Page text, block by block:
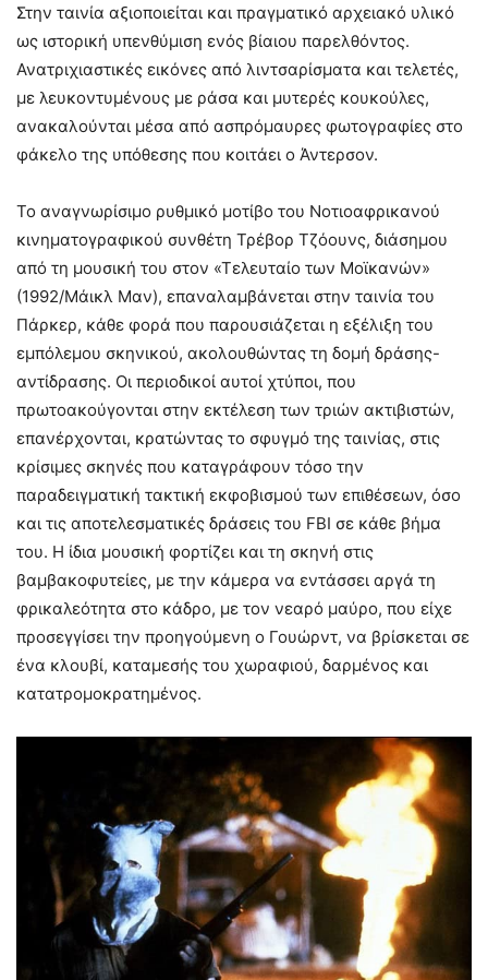
Στην ταινία αξιοποιείται και πραγματικό αρχειακό υλικό
ως ιστορική υπενθύμιση ενός βίαιου παρελθόντος.
Ανατριχιαστικές εικόνες από λιντσαρίσματα και τελετές,
με λευκοντυμένους με ράσα και μυτερές κουκούλες,
ανακαλούνται μέσα από ασπρόμαυρες φωτογραφίες στο
φάκελο της υπόθεσης που κοιτάει ο Άντερσον.
Το αναγνωρίσιμο ρυθμικό μοτίβο του Νοτιοαφρικανού
κινηματογραφικού συνθέτη Τρέβορ Τζόουνς, διάσημου
από τη μουσική του στον «Τελευταίο των Μοϊκανών»
(1992/Μάικλ Μαν), επαναλαμβάνεται στην ταινία του
Πάρκερ, κάθε φορά που παρουσιάζεται η εξέλιξη του
εμπόλεμου σκηνικού, ακολουθώντας τη δομή δράσης-
αντίδρασης. Οι περιοδικοί αυτοί χτύποι, που
πρωτοακούγονται στην εκτέλεση των τριών ακτιβιστών,
επανέρχονται, κρατώντας το σφυγμό της ταινίας, στις
κρίσιμες σκηνές που καταγράφουν τόσο την
παραδειγματική τακτική εκφοβισμού των επιθέσεων, όσο
και τις αποτελεσματικές δράσεις του FBI σε κάθε βήμα
του. Η ίδια μουσική φορτίζει και τη σκηνή στις
βαμβακοφυτείες, με την κάμερα να εντάσσει αργά τη
φρικαλεότητα στο κάδρο, με τον νεαρό μαύρο, που είχε
προσεγγίσει την προηγούμενη ο Γουώρντ, να βρίσκεται σε
ένα κλουβί, καταμεσής του χωραφιού, δαρμένος και
κατατρομοκρατημένος.